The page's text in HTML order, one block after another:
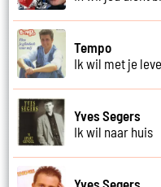
Tempo
Ik wil met je
Yves Segers
Ik wil naar huis
Yves Segers